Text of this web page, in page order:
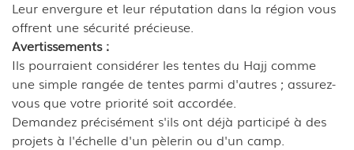
Leur envergure et leur réputation dans la région vous
offrent une sécurité précieuse.
Avertissements :
Ils pourraient considérer les tentes du Hajj comme
une simple rangée de tentes parmi d'autres ; assurez-
vous que votre priorité soit accordée.
Demandez précisément s'ils ont déjà participé à des
projets à l'échelle d'un pèlerin ou d'un camp.